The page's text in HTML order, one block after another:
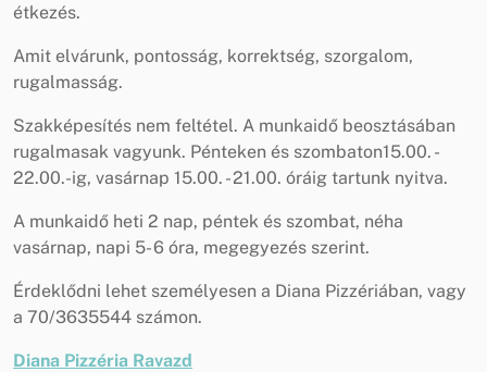
étkezés.
Amit elvárunk, pontosság, korrektség, szorgalom,
rugalmasság.
Szakképesítés nem feltétel. A munkaidő beosztásában
rugalmasak vagyunk. Pénteken és szombaton15.00. -
22.00.-ig, vasárnap 15.00. - 21.00. óráig tartunk nyitva.
A munkaidő heti 2 nap, péntek és szombat, néha
vasárnap, napi 5- 6 óra, megegyezés szerint.
Érdeklődni lehet személyesen a Diana Pizzériában, vagy
a 70/3635544 számon.
Diana Pizzéria Ravazd